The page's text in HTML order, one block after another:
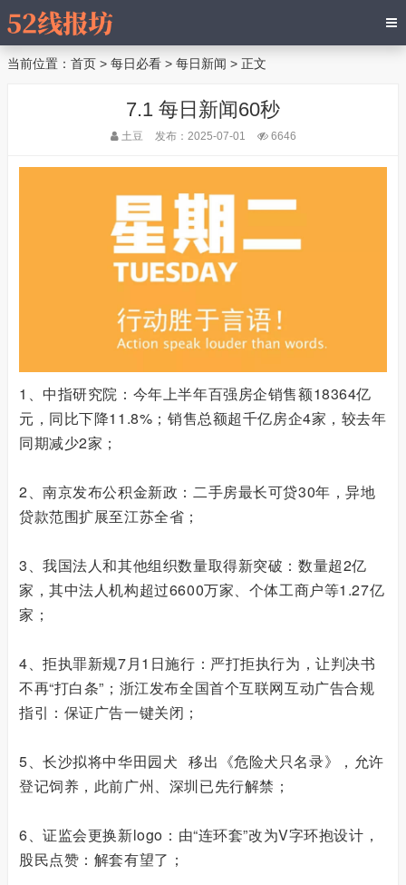
当前位置： 首页 > 每日必看 > 每日新闻 > 正文
7.1 每日新闻60秒
土豆 发布：2025-07-01 6646
1、中指研究院：今年上半年百强房企销售额18364亿
元，同比下降11.8%；销售总额超千亿房企4家，较去年
同期减少2家；
2、南京发布公积金新政：二手房最长可贷30年，异地
贷款范围扩展至江苏全省；
3、我国法人和其他组织数量取得新突破：数量超2亿
家，其中法人机构超过6600万家、个体工商户等1.27亿
家；
4、拒执罪新规7月1日施行：严打拒执行为，让判决书
不再“打白条”；浙江发布全国首个互联网互动广告合规
指引：保证广告一键关闭；
5、长沙拟将中华田园犬 移出《危险犬只名录》，允许
登记饲养，此前广州、深圳已先行解禁；
6、证监会更换新logo：由“连环套”改为V字环抱设计，
股民点赞：解套有望了；